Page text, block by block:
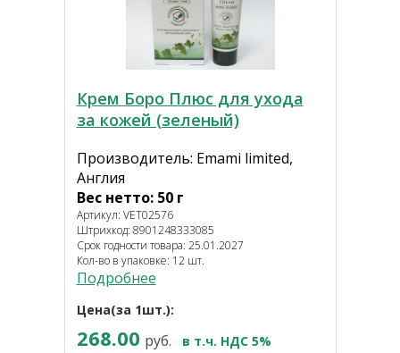
Крем Боро Плюс для ухода
за кожей (зеленый)
Производитель: Emami limited,
Англия
Вес нетто: 50 г
Артикул: VET02576
Штрихкод: 8901248333085
Срок годности товара: 25.01.2027
Кол-во в упаковке: 12 шт.
Подробнее
Цена(за 1шт.):
268.00 руб. в т.ч. НДС 5%